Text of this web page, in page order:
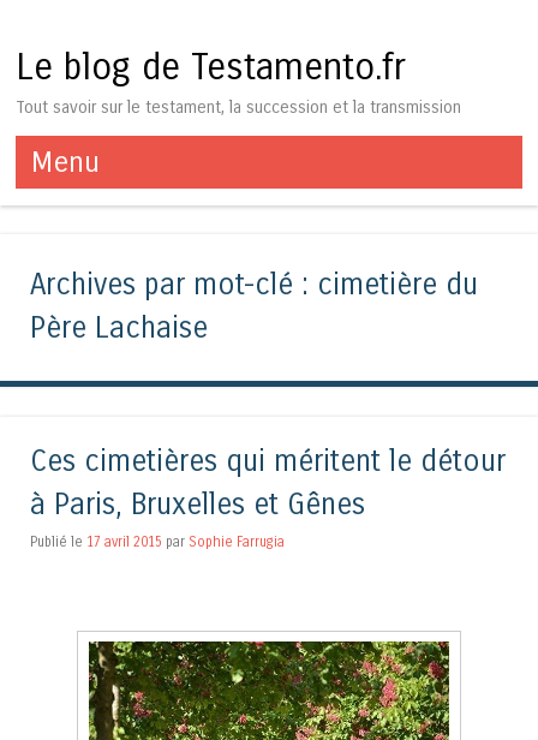
Le blog de Testamento.fr
Tout savoir sur le testament, la succession et la transmission
Menu
Aller au contenu
Archives par mot-clé : cimetière du
Père Lachaise
Ces cimetières qui méritent le détour
à Paris, Bruxelles et Gênes
Publié le 17 avril 2015 par Sophie Farrugia